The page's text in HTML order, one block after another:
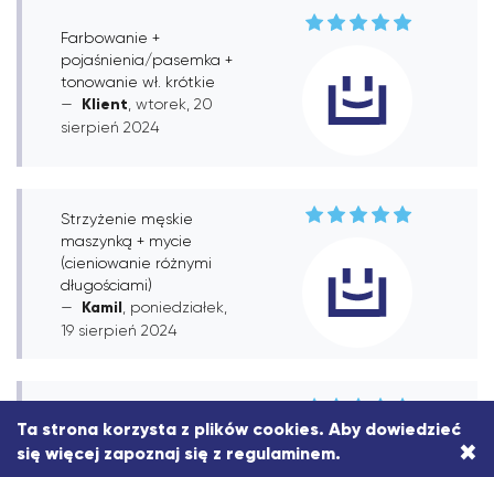
Farbowanie +
pojaśnienia/pasemka +
tonowanie wł. krótkie
Klient , wtorek, 20
sierpień 2024
Strzyżenie męskie
maszynką + mycie
(cieniowanie różnymi
długościami)
Kamil , poniedziałek,
19 sierpień 2024
Odrost wł. długie
Polecam
Ta strona korzysta z plików cookies. Aby dowiedzieć
się więcej zapoznaj się z regulaminem. ×